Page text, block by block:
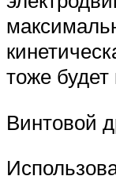
тоже
Винтовой